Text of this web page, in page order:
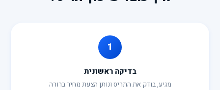
1
בדיקה ראשונית
מגיע, בודק את התריס ונותן הצעת מחיר ברורה